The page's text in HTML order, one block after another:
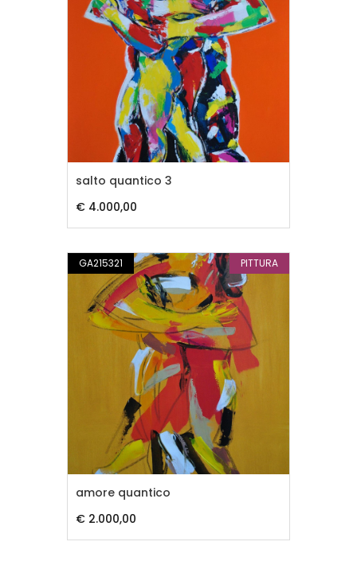
salto quantico 3
€ 4.000,00
GA215321 PITTURA
amore quantico
€ 2.000,00